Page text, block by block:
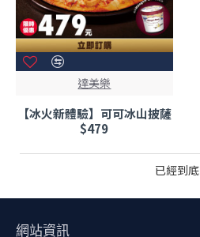
達美樂
【冰火新體驗】可可冰山披薩
$479
已經到底
網站資訊